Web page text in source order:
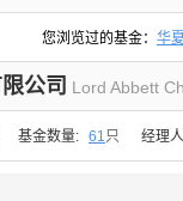
您浏览过的基金： 华
易方达上证中盘ETF联
公司 Lord Abbett
基金数量: 61只 经理